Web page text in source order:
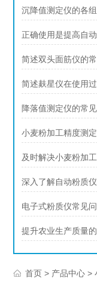
沉降值测定仪的各
正确使用是提高自
简述双头面筋仪的
简述麸星仪在使用
降落值测定仪的常
小麦粉加工精度测
深入了解自动粉质
电子式粉质仪常见
提升农业生产质量
首页 > 产品中心 >